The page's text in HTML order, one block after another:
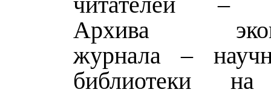
Архива
журнала –
библиотеки на